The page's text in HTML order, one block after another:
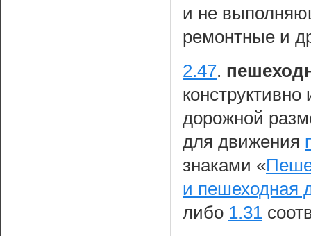
и не
ремонтные и
2.47.
дорожной
для движения
знаками «
и пешеходная
либо 1.31